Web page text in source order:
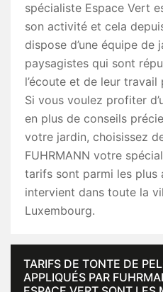
spécialiste Espace Vert
son activité et cela
dispose d’une équipe de
paysagistes qui sont
l’écoute et de leur
Si vous voulez profiter
en plus de conseils
votre jardin, choisissez
FUHRMANN votre
tarifs sont parmi les plus
intervient dans toute la
Luxembourg.
TARIFS DE TONTE DE
APPLIQUÉS PAR